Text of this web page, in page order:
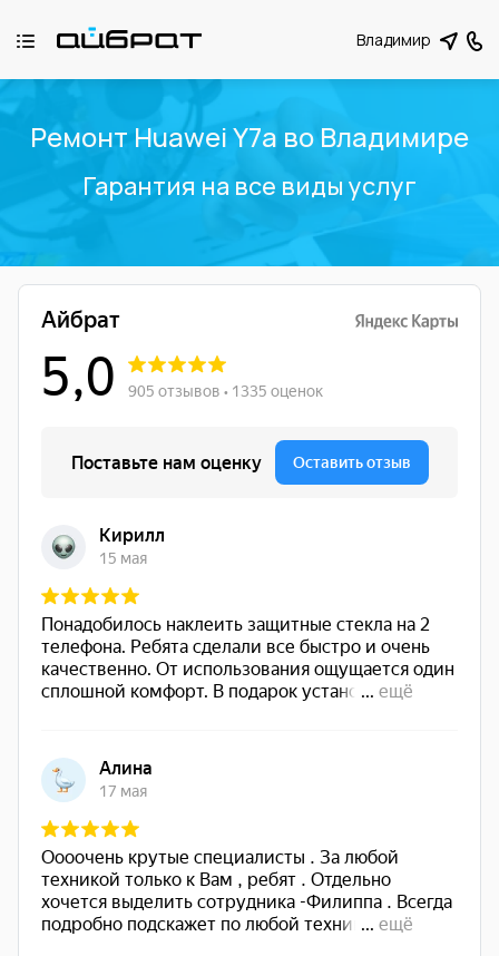
Владимир
Ремонт Huawei Y7a во Владимире
Гарантия на все виды услуг